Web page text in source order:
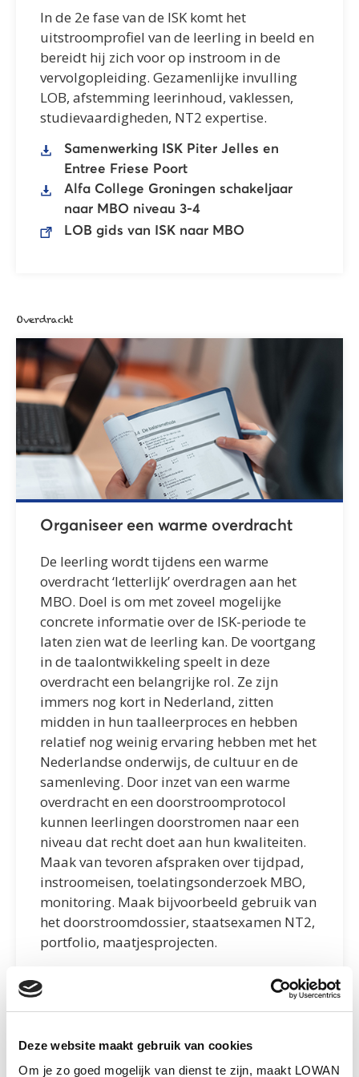
Deze website maakt gebruik van cookies
Om je zo goed mogelijk van dienst te zijn, maakt LOWAN
In de 2e fase van de ISK komt het
uitstroomprofiel van de leerling in beeld en
bereidt hij zich voor op instroom in de
vervolgopleiding. Gezamenlijke invulling
LOB, afstemming leerinhoud, vaklessen,
studievaardigheden, NT2 expertise.
Samenwerking ISK Piter Jelles en
Entree Friese Poort
Alfa College Groningen schakeljaar
naar MBO niveau 3-4
LOB gids van ISK naar MBO
Overdracht
Organiseer een warme overdracht
De leerling wordt tijdens een warme
overdracht ‘letterlijk’ overdragen aan het
MBO. Doel is om met zoveel mogelijke
concrete informatie over de ISK-periode te
laten zien wat de leerling kan. De voortgang
in de taalontwikkeling speelt in deze
overdracht een belangrijke rol. Ze zijn
immers nog kort in Nederland, zitten
midden in hun taalleerproces en hebben
relatief nog weinig ervaring hebben met het
Nederlandse onderwijs, de cultuur en de
samenleving. Door inzet van een warme
overdracht en een doorstroomprotocol
kunnen leerlingen doorstromen naar een
niveau dat recht doet aan hun kwaliteiten.
Maak van tevoren afspraken over tijdpad,
instroomeisen, toelatingsonderzoek MBO,
monitoring. Maak bijvoorbeeld gebruik van
het doorstroomdossier, staatsexamen NT2,
portfolio, maatjesprojecten.
Afspraken ISK Leiden en Gouda met
De waarde van het Staatsexamen NT2